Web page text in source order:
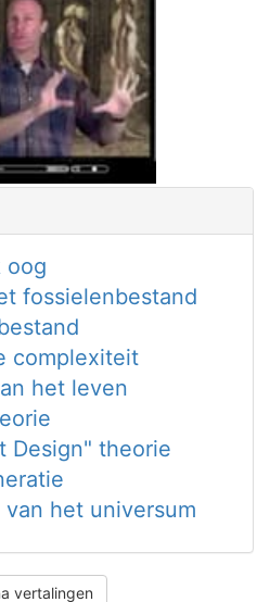
oog
fossielenbestand
complexiteit
het leven
Design" theorie
het universum
vertalingen